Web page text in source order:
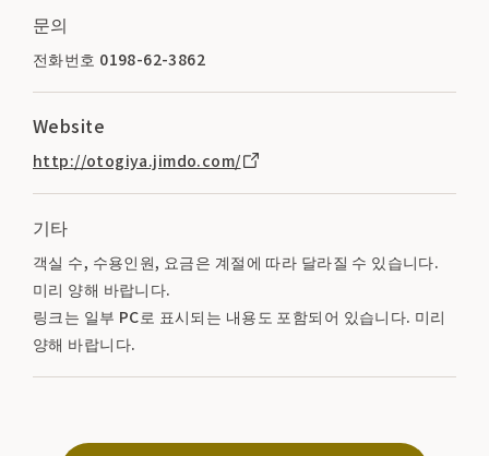
문의
전화번호 0198-62-3862
Website
http://otogiya.jimdo.com/
기타
객실 수, 수용인원, 요금은 계절에 따라 달라질 수 있습니다.
미리 양해 바랍니다.
링크는 일부 PC로 표시되는 내용도 포함되어 있습니다. 미리
양해 바랍니다.